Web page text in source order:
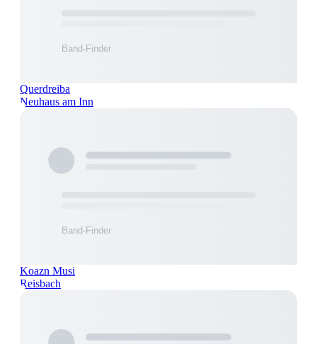
Querdreiba
Neuhaus am Inn
Koazn Musi
Reisbach